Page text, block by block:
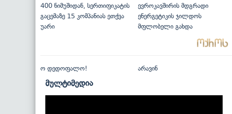
400 ნიმუშიდან, სერთიფიკატის
გაცემაზე 15 კომპანიას ეთქვა
უარი
ევროკავშირის მდგრადი
ენერგეტიკის ჯილდოს
მფლობელი გახდა
ო დედოფალო! არავინ
მულტიმედია